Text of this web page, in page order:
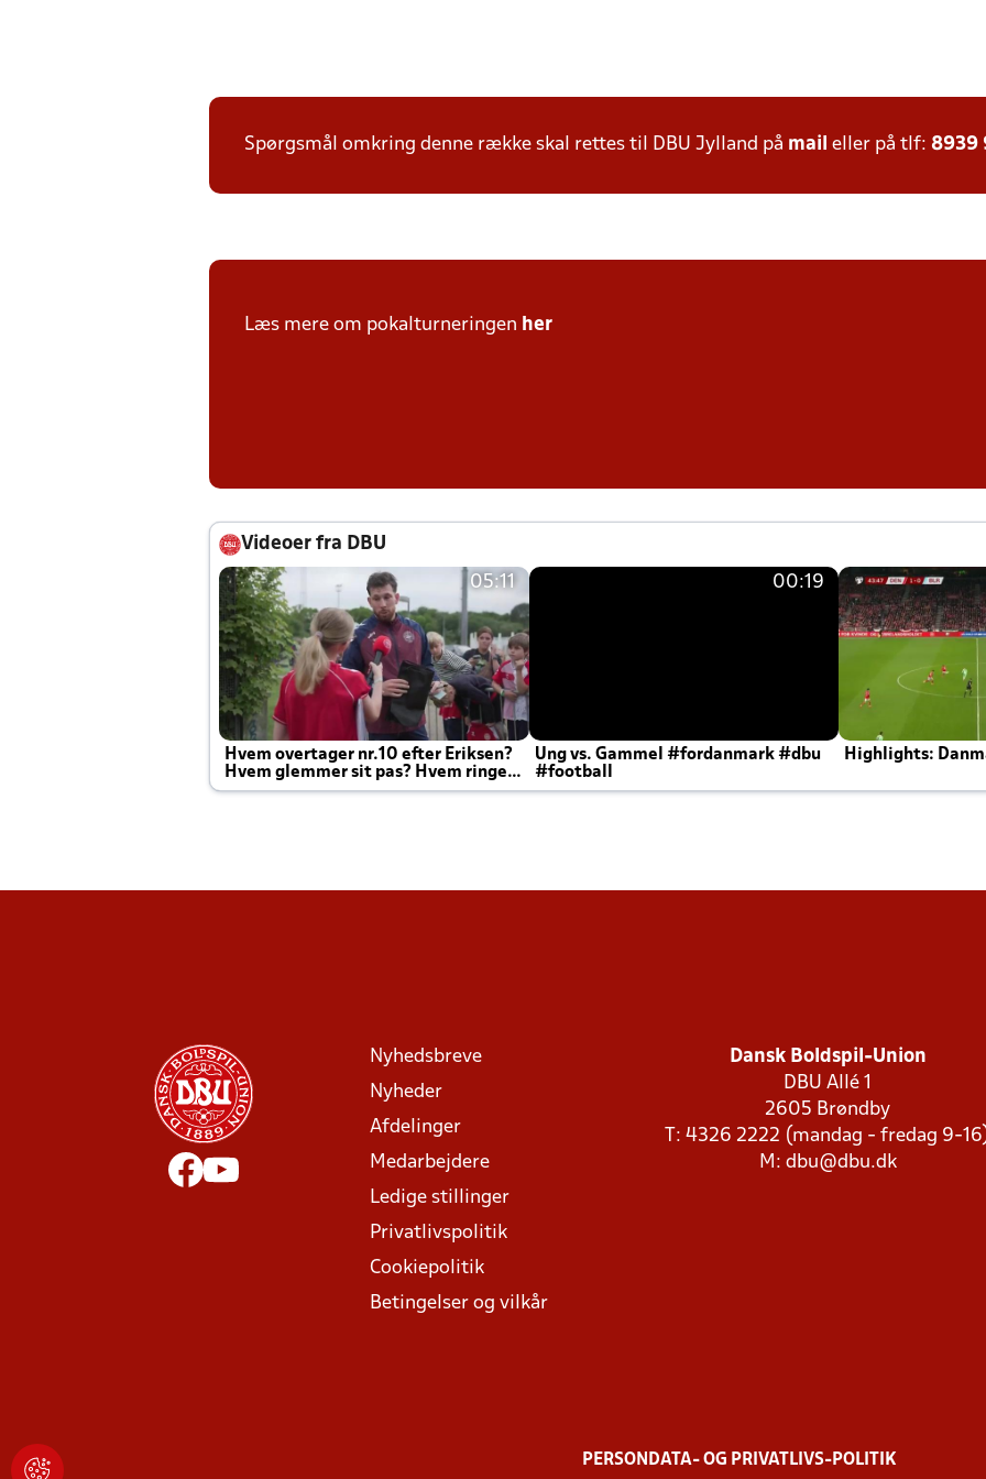
Spørgsmål omkring denne række skal rettes til DBU Jylland på mail eller på tlf: 8939
Læs mere om pokalturneringen her
Videoer fra DBU
05:11
Hvem overtager nr.10 efter Eriksen?
Hvem glemmer sit pas? Hvem ringer
Joachim altid til efter kampe?
00:19
Ung vs. Gammel #fordanmark #dbu
#football
Highlights:
Nyhedsbreve
Nyheder
Afdelinger
Medarbejdere
Ledige stillinger
Privatlivspolitik
Cookiepolitik
Betingelser og vilkår
Dansk Boldspil-Union
DBU Allé 1
2605 Brøndby
T: 4326 2222 (mandag - fredag 9-
M: dbu@dbu.dk
PERSONDATA- OG PRIVATLIVS-POLITIK